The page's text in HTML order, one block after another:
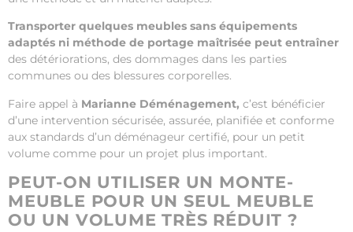
Transporter quelques meubles sans équipements
adaptés ni méthode de portage maîtrisée peut entraîner
des détériorations, des dommages dans les parties
communes ou des blessures corporelles.
Faire appel à Marianne Déménagement, c’est bénéficier
d’une intervention sécurisée, assurée, planifiée et conforme
aux standards d’un déménageur certifié, pour un petit
volume comme pour un projet plus important.
PEUT-ON UTILISER UN MONTE-
MEUBLE POUR UN SEUL MEUBLE
OU UN VOLUME TRÈS RÉDUIT ?